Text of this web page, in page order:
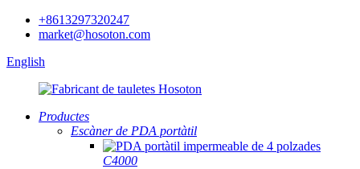
+8613297320247
market@hosoton.com
English
Productes
Escàner de PDA portàtil
C4000